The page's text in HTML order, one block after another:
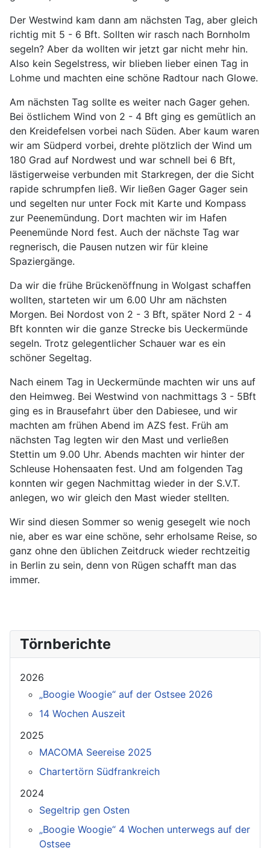
Der Westwind kam dann am nächsten Tag, aber gleich
richtig mit 5 - 6 Bft. Sollten wir rasch nach Bornholm
segeln? Aber da wollten wir jetzt gar nicht mehr hin.
Also kein Segelstress, wir blieben lieber einen Tag in
Lohme und machten eine schöne Radtour nach Glowe.
Am nächsten Tag sollte es weiter nach Gager gehen.
Bei östlichem Wind von 2 - 4 Bft ging es gemütlich an
den Kreidefelsen vorbei nach Süden. Aber kaum waren
wir am Südperd vorbei, drehte plötzlich der Wind um
180 Grad auf Nordwest und war schnell bei 6 Bft,
lästigerweise verbunden mit Starkregen, der die Sicht
rapide schrumpfen ließ. Wir ließen Gager Gager sein
und segelten nur unter Fock mit Karte und Kompass
zur Peenemündung. Dort machten wir im Hafen
Peenemünde Nord fest. Auch der nächste Tag war
regnerisch, die Pausen nutzen wir für kleine
Spaziergänge.
Da wir die frühe Brückenöffnung in Wolgast schaffen
wollten, starteten wir um 6.00 Uhr am nächsten
Morgen. Bei Nordost von 2 - 3 Bft, später Nord 2 - 4
Bft konnten wir die ganze Strecke bis Ueckermünde
segeln. Trotz gelegentlicher Schauer war es ein
schöner Segeltag.
Nach einem Tag in Ueckermünde machten wir uns auf
den Heimweg. Bei Westwind von nachmittags 3 - 5Bft
ging es in Brausefahrt über den Dabiesee, und wir
machten am frühen Abend im AZS fest. Früh am
nächsten Tag legten wir den Mast und verließen
Stettin um 9.00 Uhr. Abends machten wir hinter der
Schleuse Hohensaaten fest. Und am folgenden Tag
konnten wir gegen Nachmittag wieder in der S.V.T.
anlegen, wo wir gleich den Mast wieder stellten.
Wir sind diesen Sommer so wenig gesegelt wie noch
nie, aber es war eine schöne, sehr erholsame Reise, so
ganz ohne den üblichen Zeitdruck wieder rechtzeitig
in Berlin zu sein, denn von Rügen schafft man das
immer.
Törnberichte
2026
„Boogie Woogie“ auf der Ostsee 2026
14 Wochen Auszeit
2025
MACOMA Seereise 2025
Chartertörn Südfrankreich
2024
Segeltrip gen Osten
„Boogie Woogie“ 4 Wochen unterwegs auf der
Ostsee